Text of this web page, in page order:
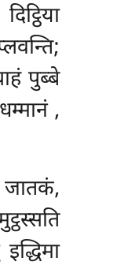
पुब्बे
,